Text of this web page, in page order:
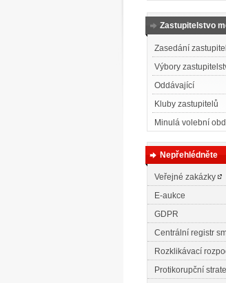
Zastupitelstvo
Zasedání
Výbory
Oddávající
Kluby zastupitelů
Minulá volební
Nepřehlédněte
Veřejné zakázky
E-aukce
GDPR
Centrální registr
Rozklikávací
Protikorupční